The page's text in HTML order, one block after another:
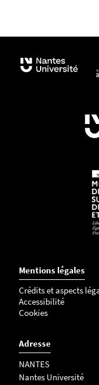
e
G
Mentions légales
Crédits et aspects
Accessibilité
Cookies
Adresse
NANTES
Nantes Université